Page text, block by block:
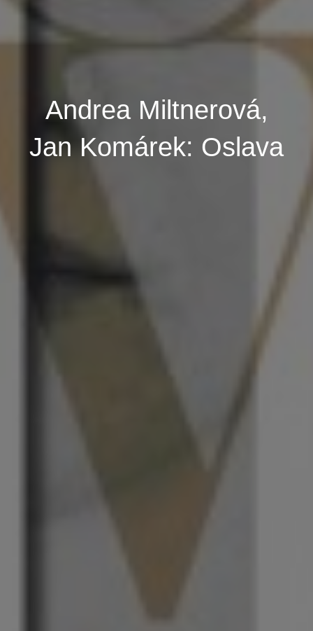
Andrea Miltnerová,
Jan Komárek: Oslava